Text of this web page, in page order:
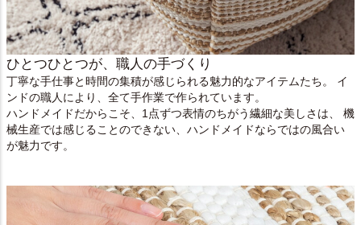
ひとつひとつが、職人の手づくり
丁寧な手仕事と時間の集積が感じられる魅力的なアイテムたち。 イ
ンドの職人により、全て手作業で作られています。
ハンドメイドだからこそ、1点ずつ表情のちがう繊細な美しさは、 機
械生産では感じることのできない、ハンドメイドならではの風合い
が魅力です。